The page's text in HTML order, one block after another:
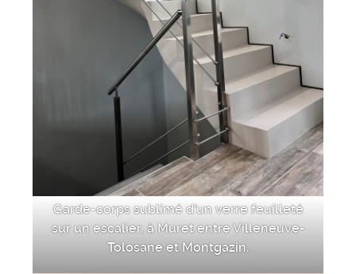
Garde-corps sublimé d’un verre feuilleté
sur un escalier, à Muret entre Villeneuve-
Tolosane et Montgazin.